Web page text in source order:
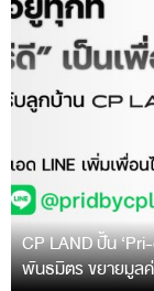
CP LAND ปั้น
พันธมิตร ขยายมูลค่